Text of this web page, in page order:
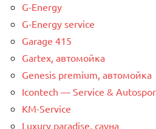
G-Energy
G-Energy service
Garage 415
Gartex, автомойка
Genesis premium, автомойка
Icontech — Service &
KM-Service
Luxury paradise, сауна